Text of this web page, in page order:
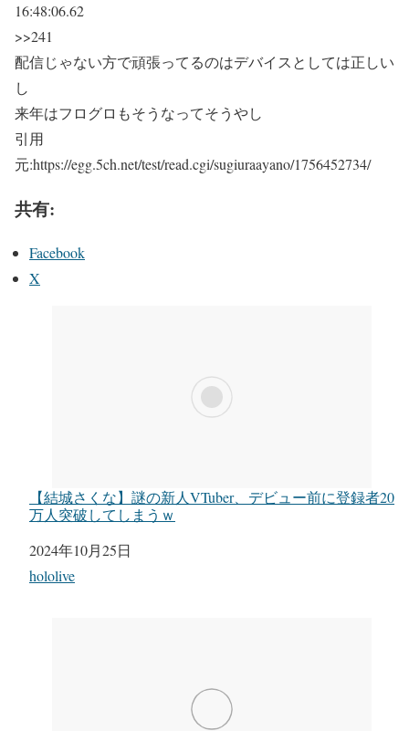
16:48:06.62
>>241
配信じゃない方で頑張ってるのはデバイスとしては正しい
し
来年はフログロもそうなってそうやし
引用
元:https://egg.5ch.net/test/read.cgi/sugiuraayano/1756452734/
共有:
Facebook
X
【結城さくな】謎の新人VTuber、デビュー前に登録者20
万人突破してしまうｗ
日付
2024年10月25日
関連理由
hololive